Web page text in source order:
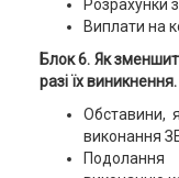
Розрахунки
Виплати на
Блок 6. Як
разі їх виникнення.
Обставини,
виконання